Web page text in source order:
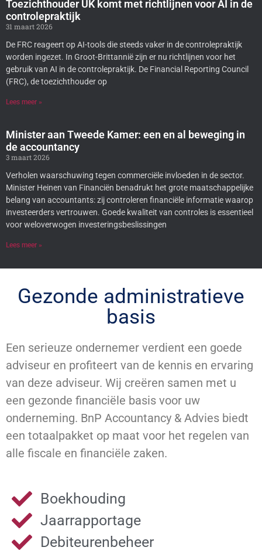
Toezichthouder UK komt met richtlijnen voor AI in de
controlepraktijk
31 maart 2026
De FRC reageert op AI-tools die steeds vaker in de controlepraktijk
worden ingezet. In Groot-Brittannië zijn er nu richtlijnen voor het
gebruik van AI in de controlepraktijk. De Financial Reporting Council
(FRC), de toezichthouder op
Lees meer »
Minister aan Tweede Kamer: een en al beweging in
de accountancy
3 maart 2026
Verholen waarschuwing tegen commerciële invloeden in de sector.
Minister Heinen van Financiën benadrukt het grote maatschappelijke
belang van accountants: zij controleren financiële informatie waarop
investeerders vertrouwen. Goede kwaliteit van controles is essentieel
voor weloverwogen investeringsbeslissingen
Lees meer »
Gezonde administratieve
basis
Een serieuze ondernemer verdient een goede
adviseur en profiteert van de kennis en ervaring
van deze adviseur. Wij creëren samen met u
een gezonde financiële basis voor uw
onderneming. BnP Accountancy & Advies biedt
een totaalpakket op maat voor het regelen van
alle fiscale en financiële zaken.
Boekhouding
Jaarrapportage
Debiteurenbeheer